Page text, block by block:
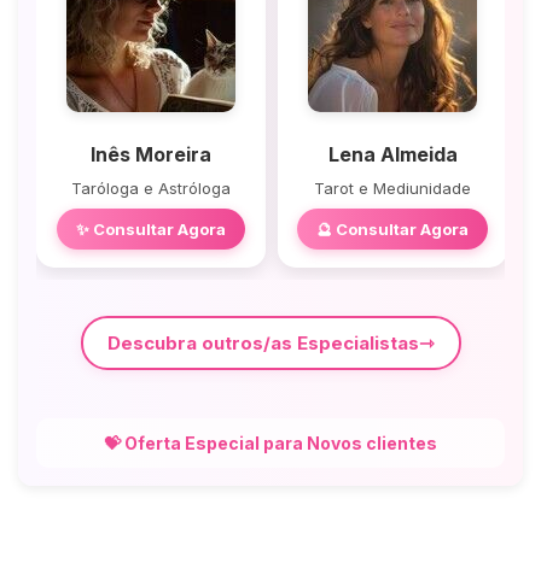
Inês Moreira
Taróloga e Astróloga
✨ Consultar Agora
Lena Almeida
Tarot e Mediunidade
🔮 Consultar Agora
Descubra outros/as Especialistas
💝 Oferta Especial para Novos clientes